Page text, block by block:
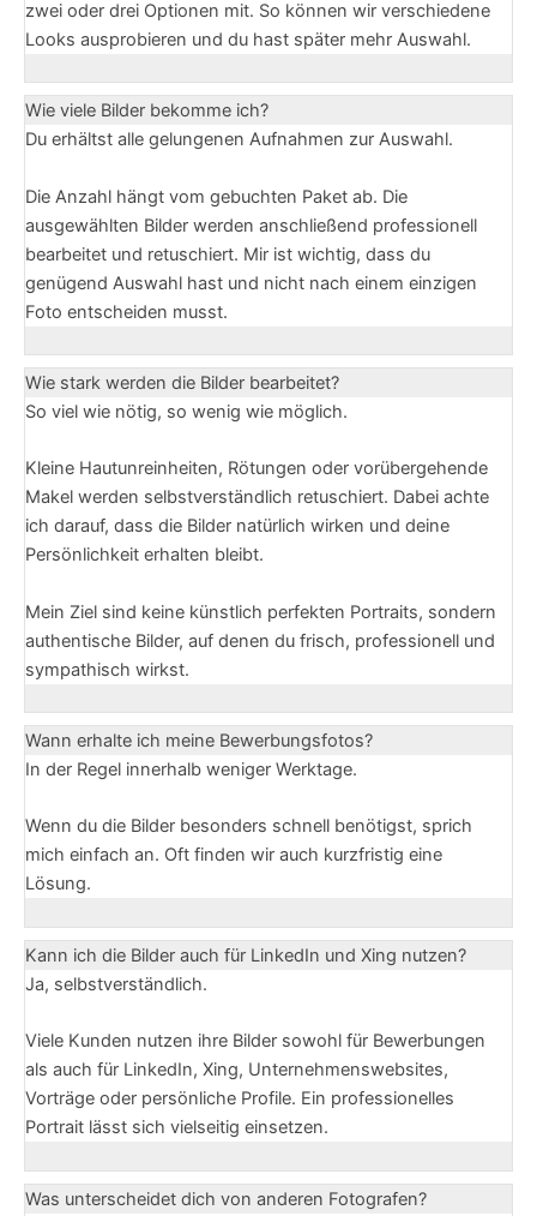
zwei oder drei Optionen mit. So können wir verschiedene
Looks ausprobieren und du hast später mehr Auswahl.
Wie viele Bilder bekomme ich?
Du erhältst alle gelungenen Aufnahmen zur Auswahl.
Die Anzahl hängt vom gebuchten Paket ab. Die
ausgewählten Bilder werden anschließend professionell
bearbeitet und retuschiert. Mir ist wichtig, dass du
genügend Auswahl hast und nicht nach einem einzigen
Foto entscheiden musst.
Wie stark werden die Bilder bearbeitet?
So viel wie nötig, so wenig wie möglich.
Kleine Hautunreinheiten, Rötungen oder vorübergehende
Makel werden selbstverständlich retuschiert. Dabei achte
ich darauf, dass die Bilder natürlich wirken und deine
Persönlichkeit erhalten bleibt.
Mein Ziel sind keine künstlich perfekten Portraits, sondern
authentische Bilder, auf denen du frisch, professionell und
sympathisch wirkst.
Wann erhalte ich meine Bewerbungsfotos?
In der Regel innerhalb weniger Werktage.
Wenn du die Bilder besonders schnell benötigst, sprich
mich einfach an. Oft finden wir auch kurzfristig eine
Lösung.
Kann ich die Bilder auch für LinkedIn und Xing nutzen?
Ja, selbstverständlich.
Viele Kunden nutzen ihre Bilder sowohl für Bewerbungen
als auch für LinkedIn, Xing, Unternehmenswebsites,
Vorträge oder persönliche Profile. Ein professionelles
Portrait lässt sich vielseitig einsetzen.
Was unterscheidet dich von anderen Fotografen?